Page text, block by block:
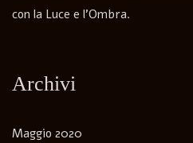
con la Luce e l’Ombra.
Archivi
Maggio 2020